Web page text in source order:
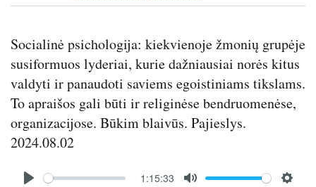
Socialinė psichologija: kiekvienoje žmonių grupėje
susiformuos lyderiai, kurie dažniausiai norės kitus
valdyti ir panaudoti saviems egoistiniams tikslams.
To apraišos gali būti ir religinėse bendruomenėse,
organizacijose. Būkim blaivūs. Pajieslys.
2024.08.02
1:15:33